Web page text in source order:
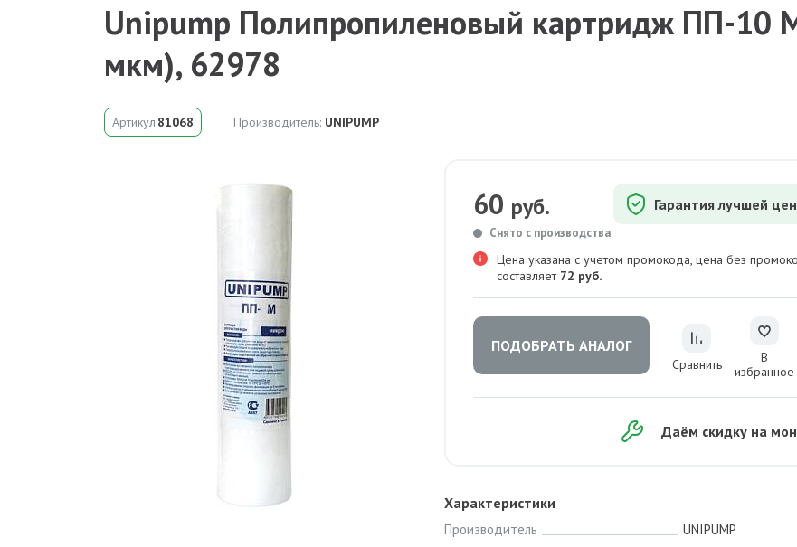
Unipump Полипропиленовый картридж ПП-10
мкм), 62978
Артикул:81068 Производитель: UNIPUMP
60 руб. Гарантия лучшей
Снято с производства
Цена указана с учетом промокода, цена без
составляет 72 руб.
ПОДОБРАТЬ АНАЛОГ
Сравнить
В
избранное
Даём скидку на
Характеристики
Производитель
UNIPUMP